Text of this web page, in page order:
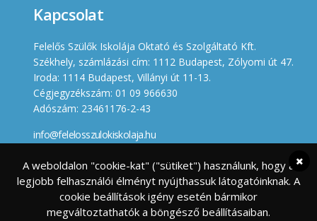
Kapcsolat
Felelős Szülők Iskolája Oktató és Szolgáltató Kft.
Székhely, számlázási cím: 1112 Budapest, Zólyomi út 47.
Iroda: 1114 Budapest, Villányi út 11-13.
Cégjegyzékszám: 01 09 966630
Adószám: 23461176-2-43
info@felelosszulokiskolaja.hu
A weboldalon "cookie-kat" ("sütiket") használunk, hogy a
legjobb felhasználói élményt nyújthassuk látogatóinknak. A
cookie beállítások igény esetén bármikor
megváltoztathatók a böngésző beállításaiban.